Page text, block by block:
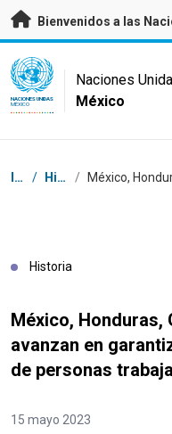
Saltar a contenido principal
Bienvenidos a las
UN Logo
NACIONES UNIDAS
MÉXICO
Naciones
México
Coordenadas dentro de
Inicio / Historias /
Historia
México, Honduras,
avanzan en
de personas
15 mayo 2023